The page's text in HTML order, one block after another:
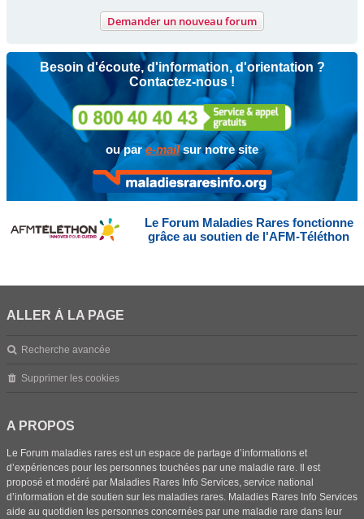
Demander un nouveau forum
Besoin d'écoute, d'information, d'orientation ?
Contactez-nous !
ou pare-mailsur notre site
Le Forum Maladies Rares fonctionne
grâce au soutien de l'AFM-Téléthon
ALLER À LA PAGE
Recherche avancée
Supprimer les cookies
A PROPOS
Le Forum maladies rares est un espace de partage d’informations et
d’expériences pour les personnes touchées par une maladie rare. Il est
proposé et modéré par Maladies Rares Info Services, service national
d’information et de soutien sur les maladies rares. Maladies Rares Info Services
aide au quotidien les personnes concernées par une maladie rare dans leur